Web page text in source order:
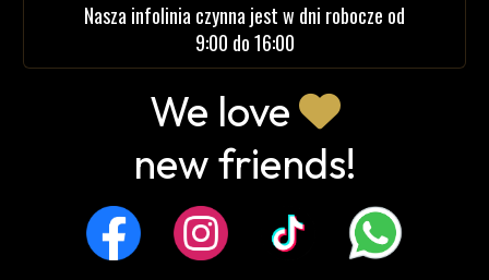
Nasza infolinia czynna jest w dni robocze od
9:00 do 16:00
We love
new friends!